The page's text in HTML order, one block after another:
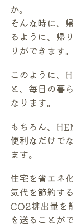
か。
そんな時に、
るように、帰
りができます。
このように、
と、毎日の暮
なります。
もちろん、
便利なだけで
ます。
住宅を省エネ
気代を節約す
CO2排出量を
を送ることが